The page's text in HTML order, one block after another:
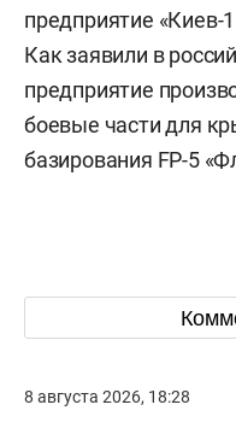
предприятие
Как заявили в
предприятие
боевые части для
базирования FP-5
8 августа 2026, 18:28